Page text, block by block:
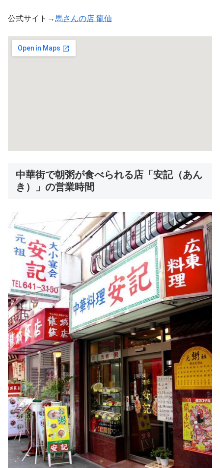
公式サイト→ 馬さんの店 龍仙
中華街で朝粥が食べられる店「安記（あん
き）」の営業時間